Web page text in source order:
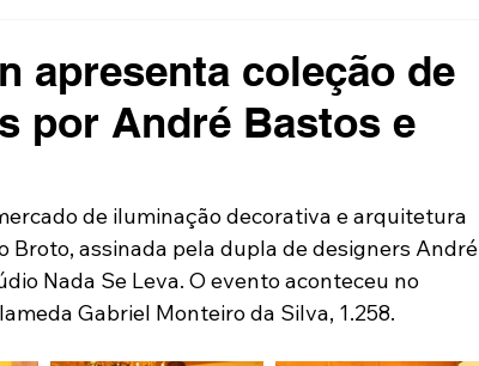
apresenta coleção de
por André Bastos e
de iluminação decorativa e arquitetura
Broto, assinada pela dupla de designers André
Nada Se Leva. O evento aconteceu no
Gabriel Monteiro da Silva, 1.258.